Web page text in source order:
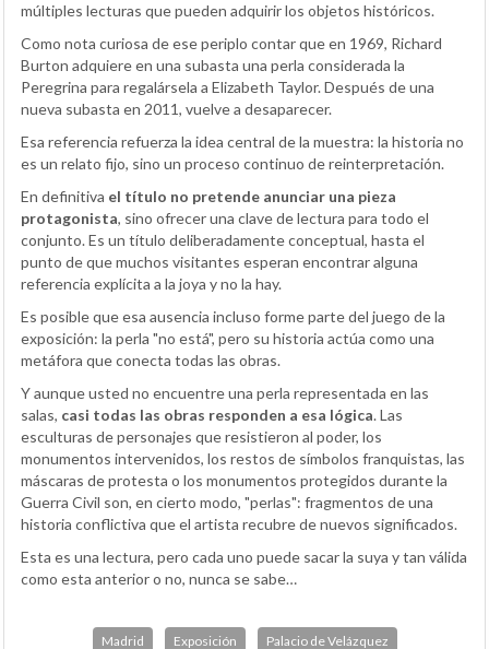
múltiples lecturas que pueden adquirir los objetos históricos.
Como nota curiosa de ese periplo contar que en 1969, Richard
Burton adquiere en una subasta una perla considerada la
Peregrina para regalársela a Elizabeth Taylor. Después de una
nueva subasta en 2011, vuelve a desaparecer.
Esa referencia refuerza la idea central de la muestra: la historia no
es un relato fijo, sino un proceso continuo de reinterpretación.
En definitiva el título no pretende anunciar una pieza
protagonista, sino ofrecer una clave de lectura para todo el
conjunto. Es un título deliberadamente conceptual, hasta el
punto de que muchos visitantes esperan encontrar alguna
referencia explícita a la joya y no la hay.
Es posible que esa ausencia incluso forme parte del juego de la
exposición: la perla "no está", pero su historia actúa como una
metáfora que conecta todas las obras.
Y aunque usted no encuentre una perla representada en las
salas, casi todas las obras responden a esa lógica. Las
esculturas de personajes que resistieron al poder, los
monumentos intervenidos, los restos de símbolos franquistas, las
máscaras de protesta o los monumentos protegidos durante la
Guerra Civil son, en cierto modo, "perlas": fragmentos de una
historia conflictiva que el artista recubre de nuevos significados.
Esta es una lectura, pero cada uno puede sacar la suya y tan válida
como esta anterior o no, nunca se sabe…
Madrid Exposición Palacio de Velázquez